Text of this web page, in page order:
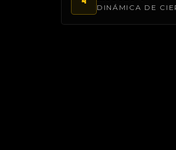
DINÁMICA DE